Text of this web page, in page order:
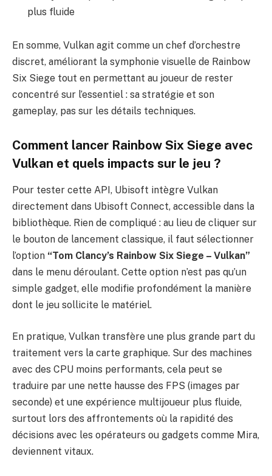
plus fluide
En somme, Vulkan agit comme un chef d’orchestre
discret, améliorant la symphonie visuelle de Rainbow
Six Siege tout en permettant au joueur de rester
concentré sur l’essentiel : sa stratégie et son
gameplay, pas sur les détails techniques.
Comment lancer Rainbow Six Siege avec
Vulkan et quels impacts sur le jeu ?
Pour tester cette API, Ubisoft intègre Vulkan
directement dans Ubisoft Connect, accessible dans la
bibliothèque. Rien de compliqué : au lieu de cliquer sur
le bouton de lancement classique, il faut sélectionner
l’option “Tom Clancy’s Rainbow Six Siege – Vulkan”
dans le menu déroulant. Cette option n’est pas qu’un
simple gadget, elle modifie profondément la manière
dont le jeu sollicite le matériel.
En pratique, Vulkan transfère une plus grande part du
traitement vers la carte graphique. Sur des machines
avec des CPU moins performants, cela peut se
traduire par une nette hausse des FPS (images par
seconde) et une expérience multijoueur plus fluide,
surtout lors des affrontements où la rapidité des
décisions avec les opérateurs ou gadgets comme Mira,
deviennent vitaux.